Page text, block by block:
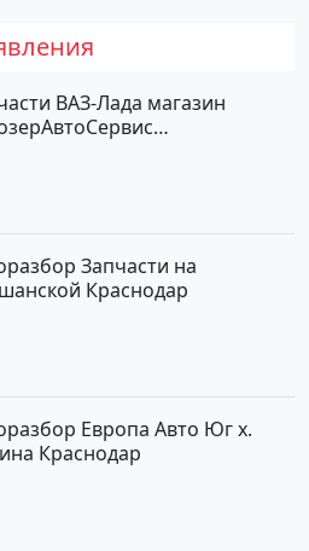
ВАЗ-Лада магазин
Запчасти на
Краснодар
Европа Авто Юг х.
Краснодар